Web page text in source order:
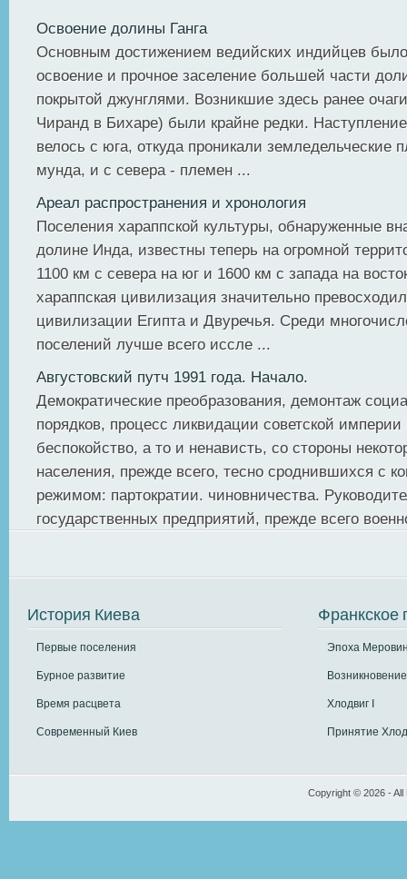
Освоение долины Ганга
Основным достижением ведийских индийцев было
освоение и прочное заселение большей части
покрытой джунглями. Возникшие здесь ранее
Чиранд в Бихаре) были крайне редки.
велось с юга, откуда проникали земледельческие
мунда, и с севера - племен ...
Ареал распространения и хронология
Поселения хараппской культуры, обнаруженные
долине Инда, известны теперь на огромной
1100 км с севера на юг и 1600 км с запада на
хараппская цивилизация значительно
цивилизации Египта и Двуречья. Среди
поселений лучше всего иссле ...
Августовский путч 1991 года. Начало.
Демократические преобразования, демонтаж
порядков, процесс ликвидации советской
беспокойство, а то и ненависть, со стороны
населения, прежде всего, тесно сроднившихся с
режимом: партократии. чиновничества.
государственных предприятий, прежде всего
История Киева
Первые поселения
Бурное развитие
Время расцвета
Современный Киев
Франкское
Эпоха
Хлодвиг I
Принятие
Copyright © 2026 -